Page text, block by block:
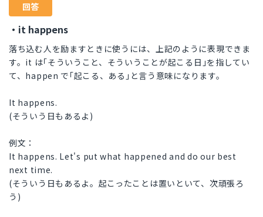
回答
・it happens
落ち込む人を励ますときに使うには、上記のように表現できま
す。it は｢そういうこと、そういうことが起こる日｣を指してい
て、happen で｢起こる、ある｣と言う意味になります。
It happens.
(そういう日もあるよ)
例文：
It happens. Let's put what happened and do our best
next time.
(そういう日もあるよ。起こったことは置いといて、次頑張ろ
う)